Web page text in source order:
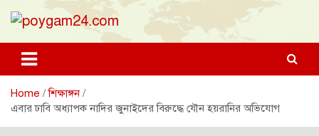
poygam24.com
poygam24.com
Home
শিক্ষাঙ্গন
এবার ঢাবি অধ্যাপক নাদির জুনাইদের বিরুদ্ধে যৌন হয়রানির অভিযোগ